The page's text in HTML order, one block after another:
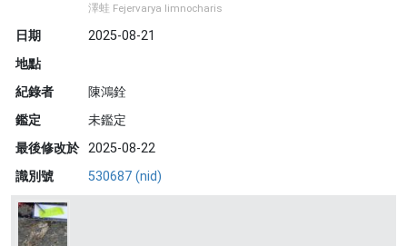
澤蛙 Fejervarya limnocharis
日期
2025-08-21
地點
紀錄者
陳鴻銓
鑑定
未鑑定
最後修改於 2025-08-22
識別號
530687 (nid)